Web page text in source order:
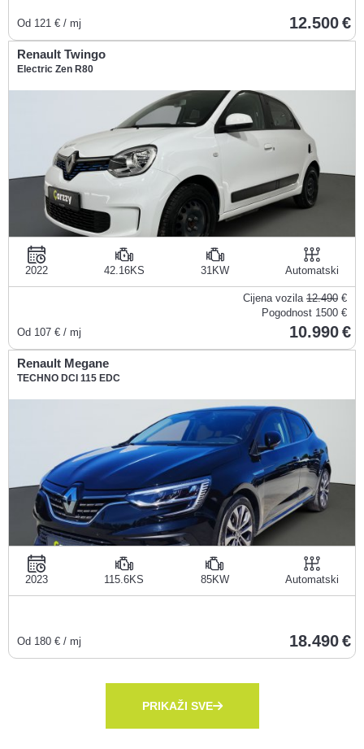
Od 121 € / mj 12.500
Renault Twingo
Electric Zen R80
2022 42.16KS 31KW Automatski
Cijena vozila 12.490 €
Pogodnost 1500 €
Od 107 € / mj 10.990
Renault Megane
TECHNO DCI 115 EDC
2023 115.6KS 85KW Automatski
Od 180 € / mj 18.490
PRIKAŽI SVE